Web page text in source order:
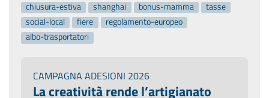
chiusura-estiva
shanghai bonus-mamma
tasse
social-local
fiere
regolamento-europeo
albo-trasportatori
CAMPAGNA ADESIONI 2026
La creatività rende l’artigianato